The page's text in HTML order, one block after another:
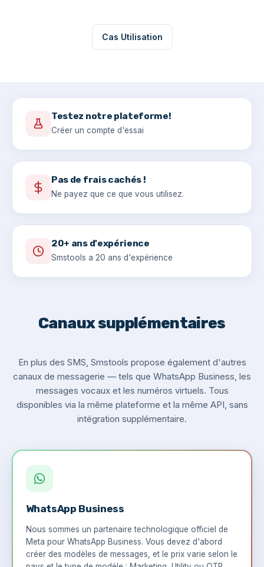
Cas Utilisation
Testez notre plateforme!
Créer un compte d'essai
Pas de frais cachés !
Ne payez que ce que vous utilisez.
20+ ans d'expérience
Smstools a 20 ans d'expérience
Canaux supplémentaires
En plus des SMS, Smstools propose également d'autres
canaux de messagerie — tels que WhatsApp Business, les
messages vocaux et les numéros virtuels. Tous
disponibles via la même plateforme et la même API, sans
intégration supplémentaire.
WhatsApp Business
Nous sommes un partenaire technologique officiel de
Meta pour WhatsApp Business. Vous devez d'abord
créer des modèles de messages, et le prix varie selon le